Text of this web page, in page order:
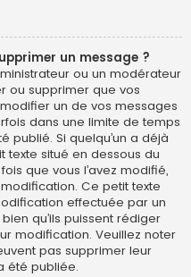
un message ?
ou un modérateur
ou supprimer que vos
un de vos messages
dans une limite de temps
publié. Si quelqu’un a déjà
texte situé en dessous du
que vous l’avez modifié,
Ce petit texte
effectuée par un
qu’ils puissent rédiger
modification. Veuillez noter
pas supprimer leur
été publiée.